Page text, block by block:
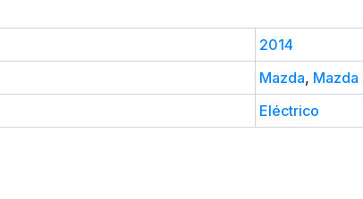
2014
Mazda, Mazda
Eléctrico